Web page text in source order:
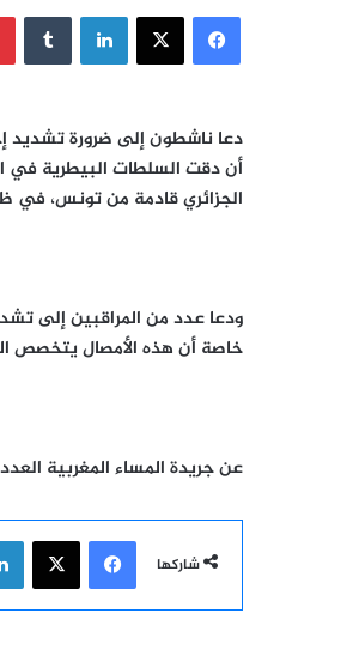
إلكترونيا
فيسبوك‫X لينكدإن
دعا ناشطون إلى ضرورة تشديد
أن دقت السلطات البيطرية في
الجزائري قادمة من تونس، في
ودعا عدد من المراقبين إلى
خاصة أن هذه الأمصال يتخصص
عن جريدة المساء المغربية العدد 3084
شاركها
فيسبوك‫X